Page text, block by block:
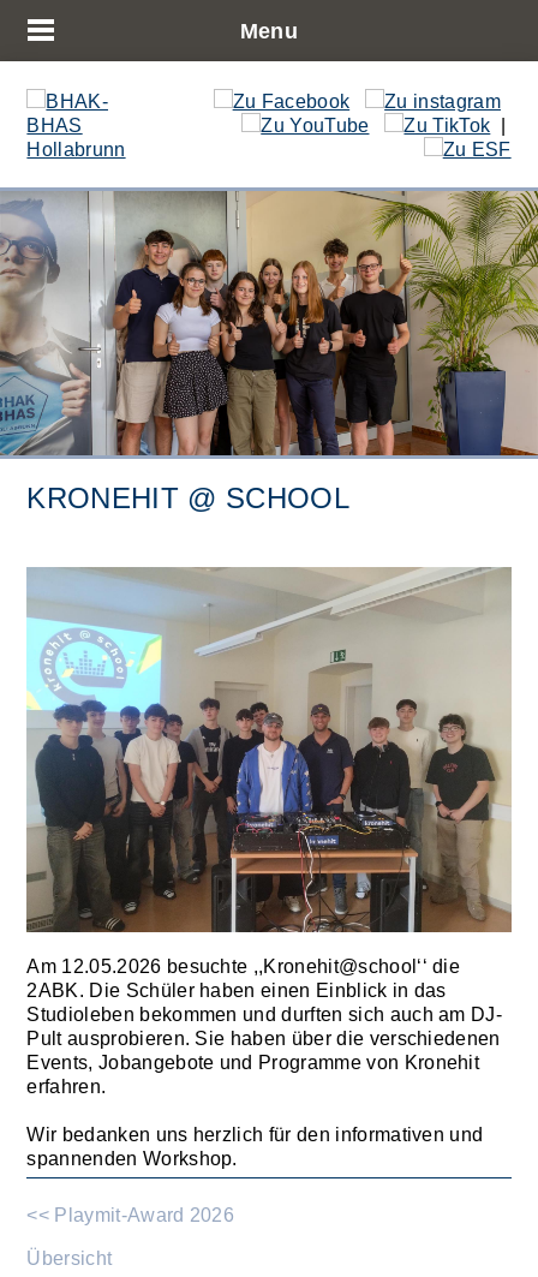
Menu
|
KRONEHIT @ SCHOOL
Am 12.05.2026 besuchte ,,Kronehit@school‘‘ die
2ABK. Die Schüler haben einen Einblick in das
Studioleben bekommen und durften sich auch am DJ-
Pult ausprobieren. Sie haben über die verschiedenen
Events, Jobangebote und Programme von Kronehit
erfahren.
Wir bedanken uns herzlich für den informativen und
spannenden Workshop.
<< Playmit-Award 2026
Übersicht